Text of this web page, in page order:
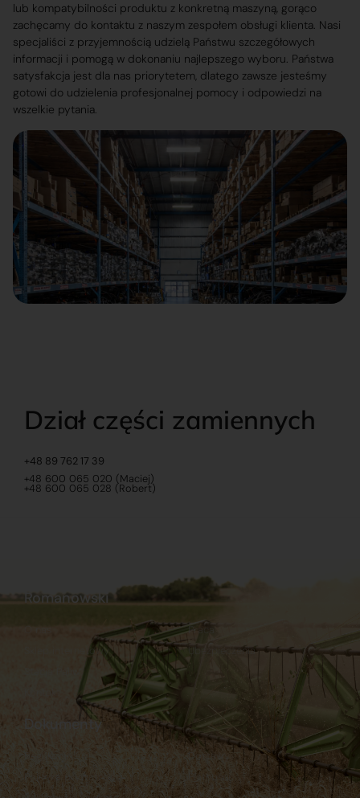
lub kompatybilności produktu z konkretną maszyną, gorąco
zachęcamy do kontaktu z naszym zespołem obsługi klienta. Nasi
specjaliści z przyjemnością udzielą Państwu szczegółowych
informacji i pomogą w dokonaniu najlepszego wyboru. Państwa
satysfakcja jest dla nas priorytetem, dlatego zawsze jesteśmy
gotowi do udzielenia profesjonalnej pomocy i odpowiedzi na
wszelkie pytania.
Dział części zamiennych
+48 89 762 17 39
+48 600 065 020 (Maciej)
+48 600 065 028 (Robert)
Dokumenty
Regulamin
Polityka prywatności
Dostawy
Płatności
Romanowski
Sklep internetowy
Praca
Ubezpieczenia